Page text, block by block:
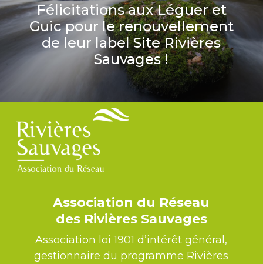
Félicitations aux Léguer et
Guic pour le renouvellement
de leur label Site Rivières
Sauvages !
Association du Réseau
des Rivières Sauvages
Association loi 1901 d’intérêt général,
gestionnaire du programme Rivières